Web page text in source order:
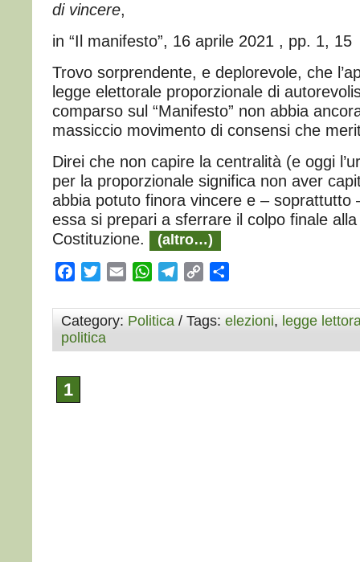
di vincere,
in “Il manifesto”, 16 aprile 2021 , pp. 1, 15
Trovo sorprendente, e deplorevole, che
legge elettorale proporzionale di
comparso sul “Manifesto” non abbia
massiccio movimento di consensi che
Direi che non capire la centralità (e oggi
per la proporzionale significa non aver
abbia potuto finora vincere e – soprattutto
essa si prepari a sferrare il colpo finale
Costituzione.
(altro…)
Facebook
TwitterEmail WhatsAppTelegram
Copy
Category: Politica / Tags: elezioni, legge
politica
1